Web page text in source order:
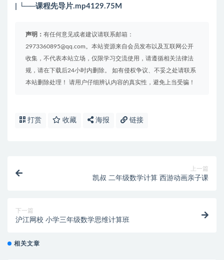
| └──课程先导片.mp4129.75M
声明： 有任何意见或者建议请联系邮箱：
2973360895@qq.com。本站资源来自会员发布以及互联网公开
收集，不代表本站立场，仅限学习交流使用，请遵循相关法律法
规，请在下载后24小时内删除。 如有侵权争议、不妥之处请联系
本站删除处理！ 请用户仔细辨认内容的真实性，避免上当受骗！
打赏 收藏 海报 链接
上一篇
凯叔 二年级数学计算 西游动画亲子课
下一篇
沪江网校 小学三年级数学思维计算班
相关文章